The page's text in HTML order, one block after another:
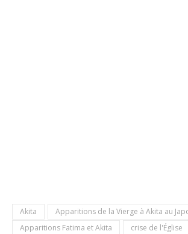
Akita
Apparitions de la Vierge à Akita au
Apparitions Fatima et Akita
crise de l'Église